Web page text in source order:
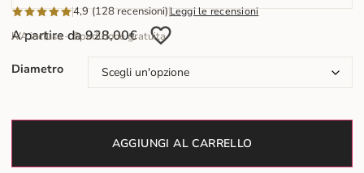
4,9 (128 recensioni)Leggi le recensioni
A partire da928,00€
IVA inclusa – Spedizione gratuita
Diametro
AGGIUNGI AL CARRELLO